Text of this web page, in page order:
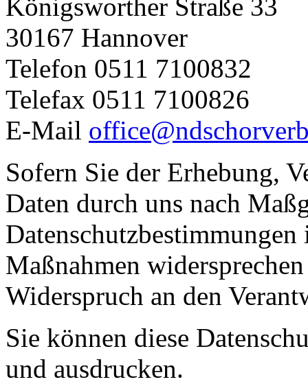
Königsworther Straße 33
30167 Hannover
Telefon 0511 7100832
Telefax 0511 7100826
E-Mail
Sofern Sie der Erhebung,
Daten durch uns nach
Maßnahmen
Widerspruch an den
Sie können diese
und ausdrucken.